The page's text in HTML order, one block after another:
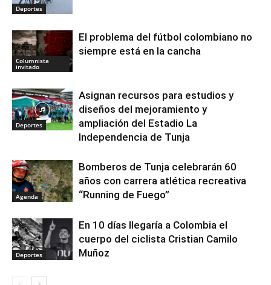
Deportes
Columnista
invitado
El problema del fútbol colombiano no
siempre está en la cancha
Deportes
Asignan recursos para estudios y
diseños del mejoramiento y
ampliación del Estadio La
Independencia de Tunja
Agenda
Bomberos de Tunja celebrarán 60
años con carrera atlética recreativa
“Running de Fuego”
Deportes
En 10 días llegaría a Colombia el
cuerpo del ciclista Cristian Camilo
Muñoz